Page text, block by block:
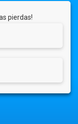
pierdas!